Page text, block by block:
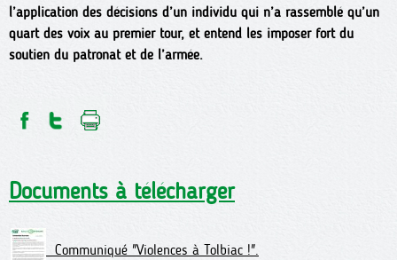
l’application des décisions d’un individu qui n’a rassemblé qu’un
quart des voix au premier tour, et entend les imposer fort du
soutien du patronat et de l’armée.
Documents à télécharger
Communiqué "Violences à Tolbiac !".